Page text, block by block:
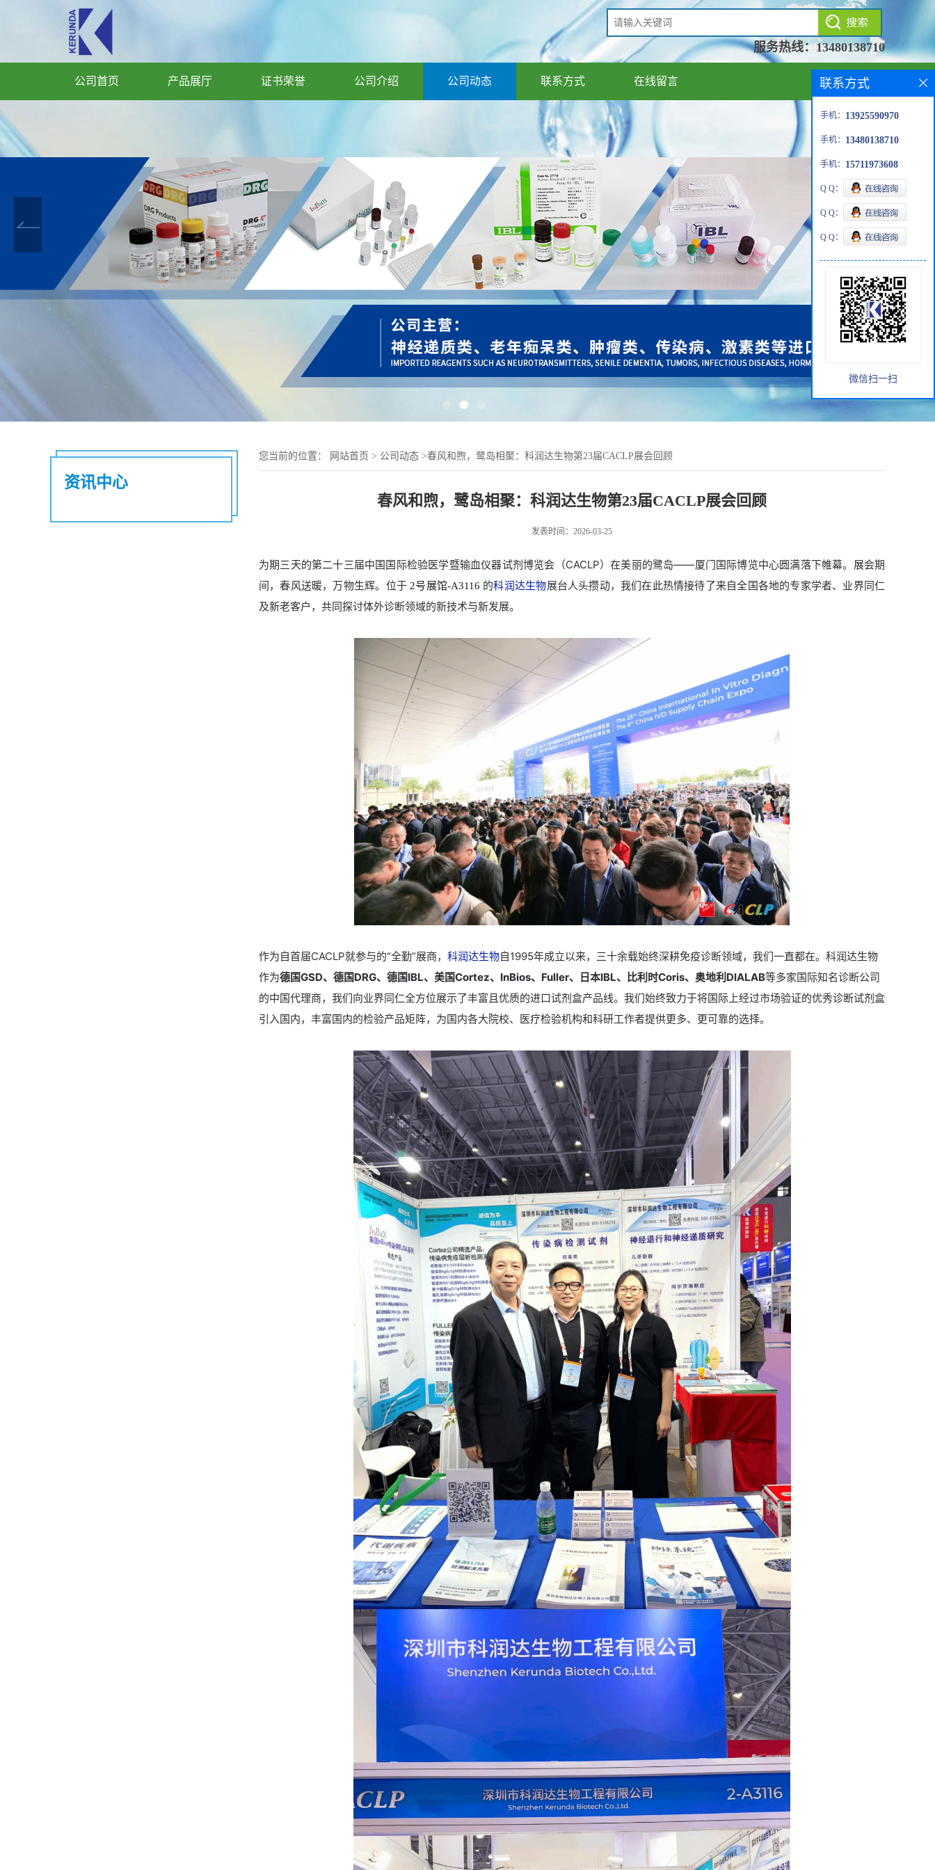
服务热线：13480138710
公司首页 产品展厅 证书荣誉 公司介绍 公司动态 联系方式 在线留言
资讯中心
您当前的位置： 网站首页 > 公司动态 >春风和煦，鹭岛相聚：科润达生物第23届CACLP展会回顾
春风和煦，鹭岛相聚：科润达生物第23届CACLP展会回顾
发表时间：2026-03-25
为期三天的第二十三届中国国际检验医学暨输血仪器试剂博览会（CACLP）在美丽的鹭岛——厦门国际博览中心圆满落下帷幕。展会期
间，春风送暖，万物生辉。位于 2号展馆-A3116 的科润达生物展台人头攒动，我们在此热情接待了来自全国各地的专家学者、业界同仁
及新老客户，共同探讨体外诊断领域的新技术与新发展。
作为自首届CACLP就参与的“全勤”展商， 科润达生物自1995年成立以来，三十余载始终深耕免疫诊断领域，我们一直都在。科润达生物
作为德国GSD、德国DRG、德国IBL、美国Cortez、InBios、Fuller、日本IBL、比利时Coris、奥地利DIALAB等多家国际知名诊断公司
的中国代理商，我们向业界同仁全方位展示了丰富且优质的进口试剂盒产品线。我们始终致力于将国际上经过市场验证的优秀诊断试剂盒
引入国内，丰富国内的检验产品矩阵，为国内各大院校、医疗检验机构和科研工作者提供更多、更可靠的选择。
联系方式
手机： 13925590970
手机： 13480138710
手机： 15711973608
Q Q：
Q Q：
Q Q：
微信扫一扫